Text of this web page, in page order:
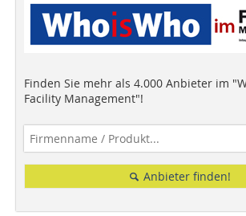
Finden Sie mehr als 4.000 Anbieter im
Facility Management"!
Anbieter finden!